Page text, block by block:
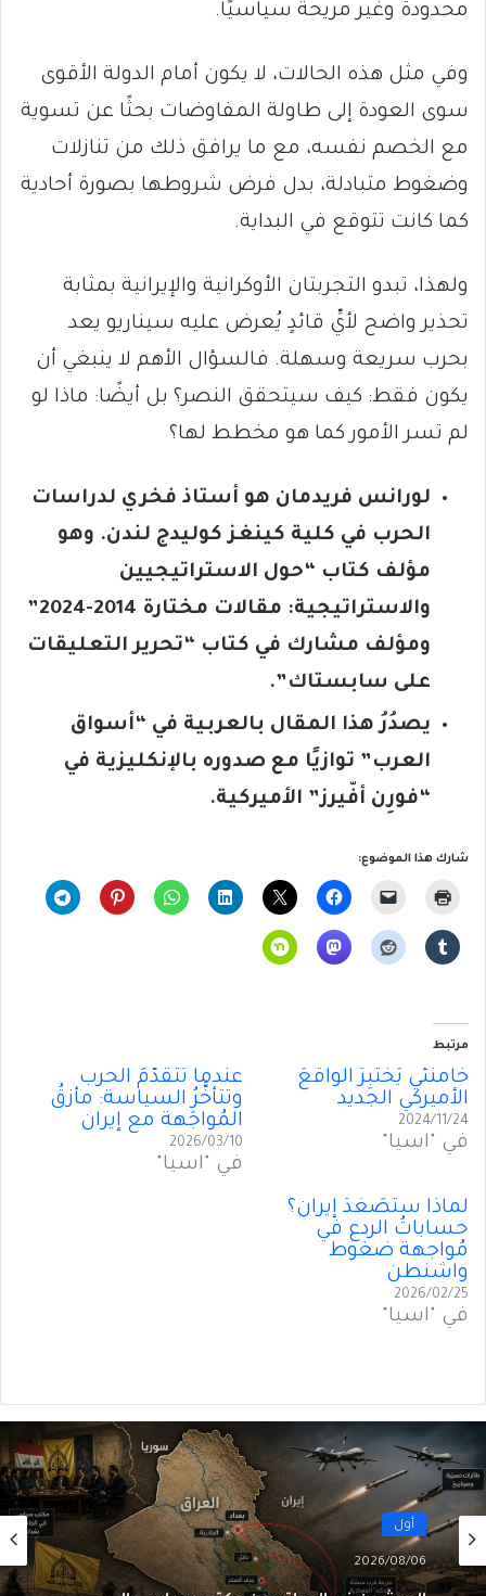
محدودة وغير مريحة سياسيًا.
وفي مثل هذه الحالات، لا يكون أمام الدولة الأقوى
سوى العودة إلى طاولة المفاوضات بحثًا عن تسوية
مع الخصم نفسه، مع ما يرافق ذلك من تنازلات
وضغوط متبادلة، بدل فرض شروطها بصورة أحادية
كما كانت تتوقع في البداية.
ولهذا، تبدو التجربتان الأوكرانية والإيرانية بمثابة
تحذير واضح لأيِّ قائدٍ يُعرض عليه سيناريو يعد
بحرب سريعة وسهلة. فالسؤال الأهم لا ينبغي أن
يكون فقط: كيف سيتحقق النصر؟ بل أيضًا: ماذا لو
لم تسر الأمور كما هو مخطط لها؟
لورانس فريدمان هو أستاذ فخري لدراسات
الحرب في كلية كينغز كوليدج لندن. وهو
مؤلف كتاب “حول الاستراتيجيين
والاستراتيجية: مقالات مختارة 2014-2024”
ومؤلف مشارك في كتاب “تحرير التعليقات
على سابستاك”.
يصدُرُ هذا المقال بالعربية في “أسواق
العرب” توازيًا مع صدوره بالإنكليزية في
“فورِن أفّيرز” الأميركية.
شارك هذا الموضوع:
مرتبط
خامنئي يَختَبِرُ الواقعَ
الأميركي الجديد
2024/11/24
في "آسيا"
عندما تتقدَّمُ الحرب
وتتأخَّرُ السياسة: مأزقُ
المُواجَهة مع إيران
2026/03/10
في "آسيا"
لماذا ستُصَعِّدُ إيران؟
حساباتُ الردع في
مُواجهة ضغوط
واشنطن
2026/02/25
في "آسيا"
أول
2026/08/06
الحوثيون في العراق: من مكتبٍ سياسي إلى